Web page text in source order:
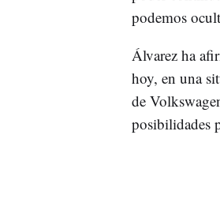
podemos
Álvarez ha
hoy, en una
de
posibilidades